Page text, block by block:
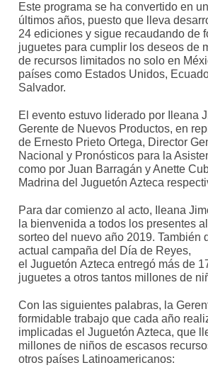
Este programa se ha convertido en
últimos años, puesto que lleva
24 ediciones y sigue recaudando de
juguetes para cumplir los deseos de
de recursos limitados no solo en
países como Estados Unidos,
Salvador.
El evento estuvo liderado por Ileana
Gerente de Nuevos Productos, en
de Ernesto Prieto Ortega, Director
Nacional y Pronósticos para la
como por Juan Barragán y Anette
Madrina del Juguetón Azteca
Para dar comienzo al acto, Ileana
la bienvenida a todos los presentes
sorteo del nuevo año 2019. También
actual campaña del Día de Reyes,
el Juguetón Azteca entregó más de
juguetes a otros tantos millones de
Con las siguientes palabras, la
formidable trabajo que cada año
implicadas el Juguetón Azteca, que
millones de niños de escasos
otros países Latinoamericanos: